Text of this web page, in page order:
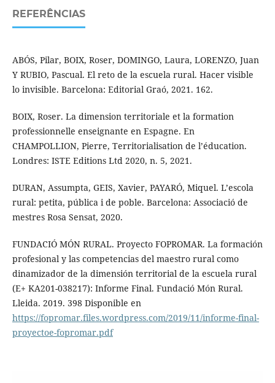
REFERÊNCIAS
ABÓS, Pilar, BOIX, Roser, DOMINGO, Laura, LORENZO, Juan
Y RUBIO, Pascual. El reto de la escuela rural. Hacer visible
lo invisible. Barcelona: Editorial Graó, 2021. 162.
BOIX, Roser. La dimension territoriale et la formation
professionnelle enseignante en Espagne. En
CHAMPOLLION, Pierre, Territorialisation de l’éducation.
Londres: ISTE Editions Ltd 2020, n. 5, 2021.
DURAN, Assumpta, GEIS, Xavier, PAYARÓ, Miquel. L’escola
rural: petita, pública i de poble. Barcelona: Associació de
mestres Rosa Sensat, 2020.
FUNDACIÓ MÓN RURAL. Proyecto FOPROMAR. La formación
profesional y las competencias del maestro rural como
dinamizador de la dimensión territorial de la escuela rural
(E+ KA201-038217): Informe Final. Fundació Món Rural.
Lleida. 2019. 398 Disponible en
https://fopromar.files.wordpress.com/2019/11/informe-final-
proyectoe-fopromar.pdf